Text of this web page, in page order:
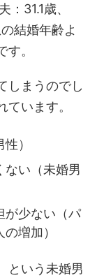
31.1歳、
結婚年齢よ
。
しまうのでし
います。
）
ない（未婚男
が少ない（パ
増加）
という未婚男